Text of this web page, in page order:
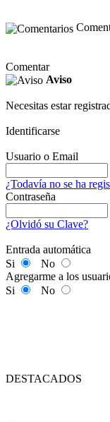
Comentar
Aviso
Necesitas estar
Identificarse
Usuario o Email
¿Todavía no se ha
Contraseña
¿Olvidó su Clave?
Entrada automática
Si
No
Agregarme a los
Si
No
DESTACADOS